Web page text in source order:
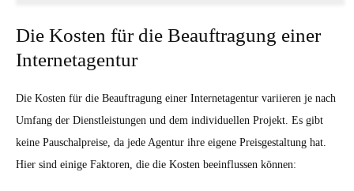
Die Kosten für die Beauftragung einer
Internetagentur
Die Kosten für die Beauftragung einer Internetagentur variieren je nach
Umfang der Dienstleistungen und dem individuellen Projekt. Es gibt
keine Pauschalpreise, da jede Agentur ihre eigene Preisgestaltung hat.
Hier sind einige Faktoren, die die Kosten beeinflussen können: